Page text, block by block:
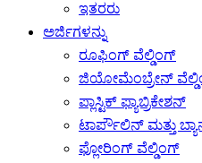
ಇತರರು
ಅರ್ಜಿಗಳನ್ನು
ರೂಫಿಂಗ್ ವೆಲ್ಡಿಂಗ್
ಜಿಯೋಮೆಂಬ್ರೇನ್
ಪ್ಲಾಸ್ಟಿಕ್ ಫ್ಯಾಬ್ರಿಕೇಶನ್
ಟಾರ್ಪೌಲಿನ್ ಮತ್ತು
ಫ್ಲೋರಿಂಗ್ ವೆಲ್ಡಿಂಗ್